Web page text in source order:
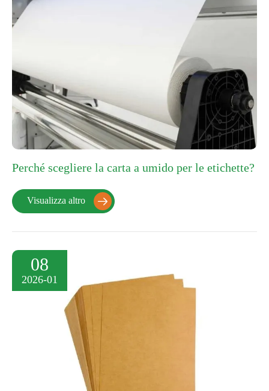
Perché scegliere la carta a umido per le etichette?
Visualizza altro 
08
2026-01